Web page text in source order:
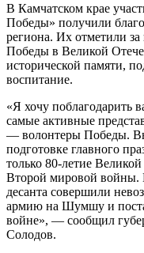
В Камчатском крае
Победы» получили
региона. Их отметили за
Победы в Великой
исторической памяти,
воспитание.
«Я хочу поблагодарить
самые активные
— волонтеры Победы.
подготовке главного
только 80-летие
Второй мировой войны.
десанта совершили
армию на Шумшу и
войне», — сообщил
Солодов.